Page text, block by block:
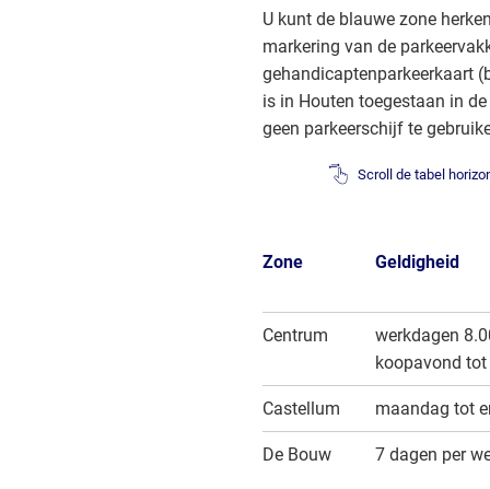
U kunt de blauwe zone
markering van de
gehandicaptenparkeerkaart
is in Houten toegestaan in
geen parkeerschijf te
Scroll de tabel
Zone Geldigheid
Centrum
werkdagen
koopavond
Castellum maandag tot
De Bouw 7 dagen per